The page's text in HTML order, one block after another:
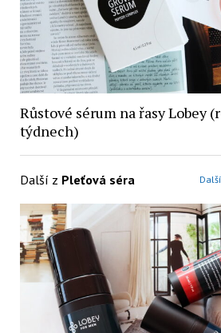
Růstové sérum na řasy Lobey
týdnech)
Další z Pleťová séra